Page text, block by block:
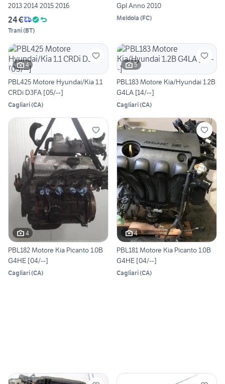
2013 2014 2015 2016
24 €
Trani(BT)
Gpl Anno 2010
Meldola (FC)
4
PBL425 Motore Hyundai/Kia 1.1
CRDi D3FA [05/--]
Cagliari(CA)
5
PBL183 Motore Kia/Hyundai 1.2B
G4LA [14/--]
Cagliari(CA)
4
PBL182 Motore Kia Picanto 1.0B
G4HE [04/--]
Cagliari(CA)
4
PBL181 Motore Kia Picanto 1.0B
G4HE [04/--]
Cagliari(CA)